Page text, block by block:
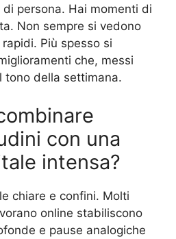
persona. Hai momenti di
Non sempre si vedono
Più spesso si
che, messi
tono della settimana.
con una
intensa?
chiare e confini. Molti
online stabiliscono
e pause analogiche